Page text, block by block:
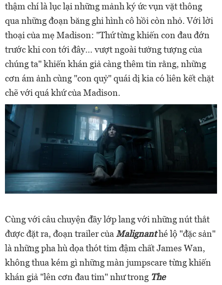
thậm chí là lục lại những mảnh ký ức vụn vặt thông
qua những đoạn băng ghi hình cô hồi còn nhỏ. Với lời
thoại của mẹ Madison: "Thứ từng khiến con đau đớn
trước khi con tới đây… vượt ngoài tưởng tượng của
chúng ta" khiến khán giả càng thêm tin rằng, những
cơn ám ảnh cùng "con quỷ" quái dị kia có liên kết chặt
chẽ với quá khứ của Madison.
Cùng với câu chuyện đầy lớp lang với những nút thắt
được đặt ra, đoạn trailer của Malignanthé lộ "đặc sản"
là những pha hù dọa thót tim đậm chất James Wan,
không thua kém gì những màn jumpscare từng khiến
khán giả "lên cơn đau tim" như trong The